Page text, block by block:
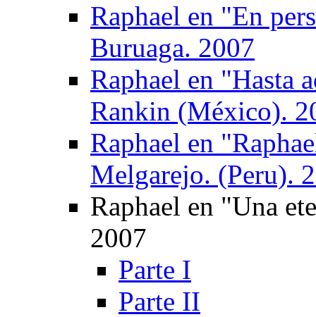
Raphael en "En
Buruaga. 2007
Raphael en "Hasta
Rankin (México).
Raphael en
Melgarejo. (Peru).
Raphael en "Una
2007
Parte I
Parte II